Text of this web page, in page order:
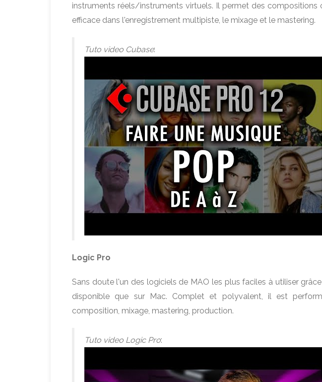
instruments réels/instruments virtuels. Il permet des compositions
efficace dans l'enregistrement multipiste, le mixage et le mastering.
Tuto video Cubase:
Logic Pro
Sans doute l'un des logiciels de MAO les plus faciles à utiliser
disponible que sur Mac. Complet et polyvalent, il est
composition, mixage, mastering, production.
Tuto video Logic Pro: